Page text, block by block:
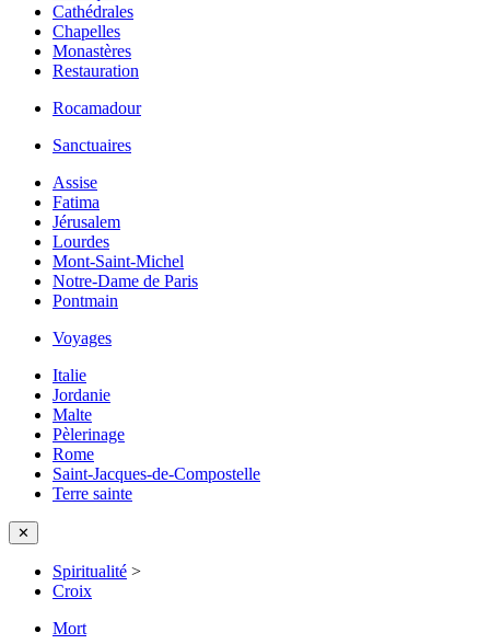
Cathédrales
Chapelles
Monastères
Restauration
Rocamadour
Sanctuaires
Assise
Fatima
Jérusalem
Lourdes
Mont-Saint-Michel
Notre-Dame de Paris
Pontmain
Voyages
Italie
Jordanie
Malte
Pèlerinage
Rome
Saint-Jacques-de-Compostelle
Terre sainte
✕
Spiritualité >
Croix
Mort